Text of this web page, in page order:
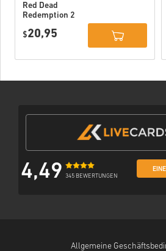
Red Dead
Redemption 2
$20,95
4,49 345 BEWERTUNGEN
Allgemeine